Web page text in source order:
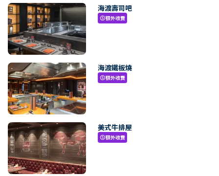
海渡壽司吧
paid額外收費
海渡鐵板燒
paid額外收費
美式牛排屋
paid額外收費